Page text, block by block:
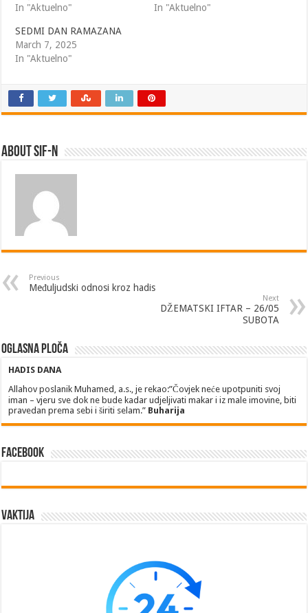
In "Aktuelno"
In "Aktuelno"
SEDMI DAN RAMAZANA
March 7, 2025
In "Aktuelno"
About SIF-N
Previous
Međuljudski odnosi kroz hadis
Next
DŽEMATSKI IFTAR – 26/05
SUBOTA
Oglasna ploča
HADIS DANA
Allahov poslanik Muhamed, a.s., je rekao:”Čovjek neće upotpuniti svoj
iman – vjeru sve dok ne bude kadar udjeljivati makar i iz male imovine, biti
pravedan prema sebi i širiti selam.” Buharija
Facebook
Vaktija